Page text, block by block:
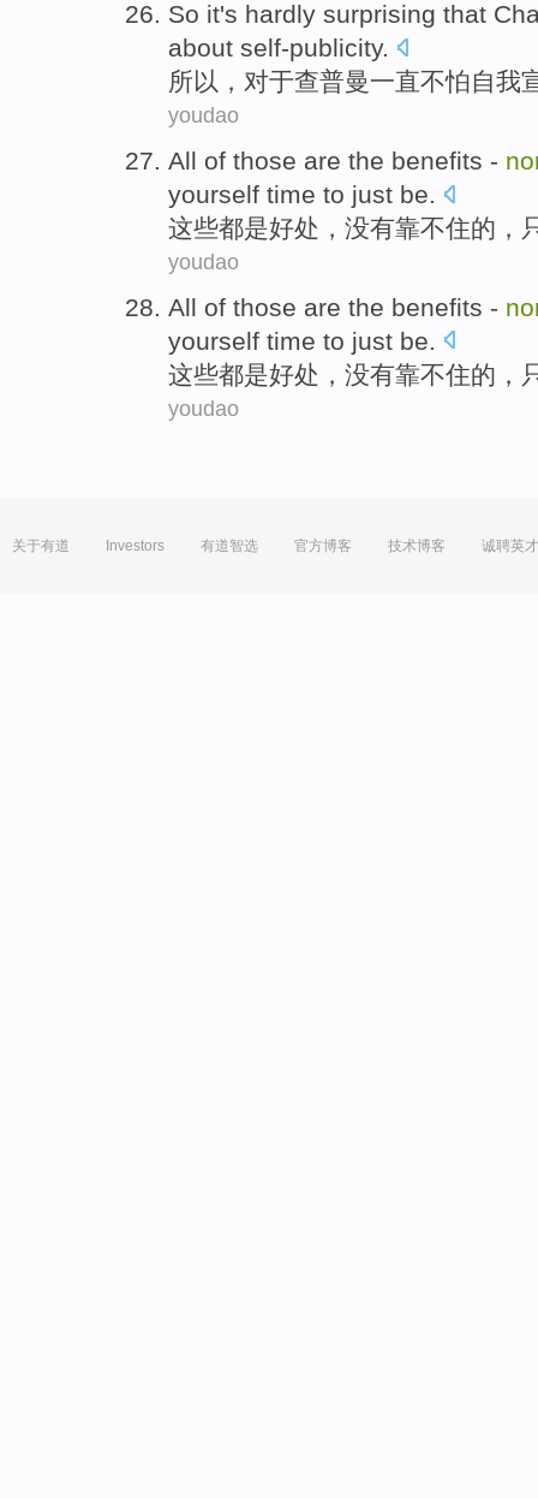
So it's hardly surprising that
about self-publicity.
所以 ， 对于查普曼一直不怕自我
youdao
All of those are the benefits -
yourself time to just be.
这些都是好处 ， 没有靠不住的 ，
youdao
All of those are the benefits -
yourself time to just be
这些都是好处 ， 没有靠不住的 ，
youdao
关于有道 Investors 有道智选 官方博客 技术博客 诚聘英才